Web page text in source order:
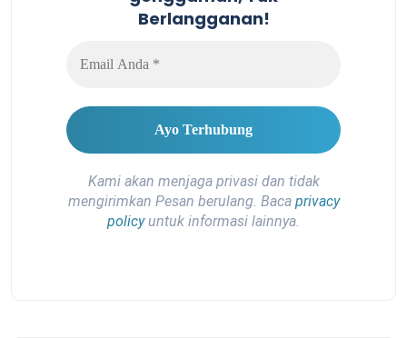
Berlangganan!
Kami akan menjaga privasi dan tidak
mengirimkan Pesan berulang. Baca privacy
policyuntuk informasi lainnya.